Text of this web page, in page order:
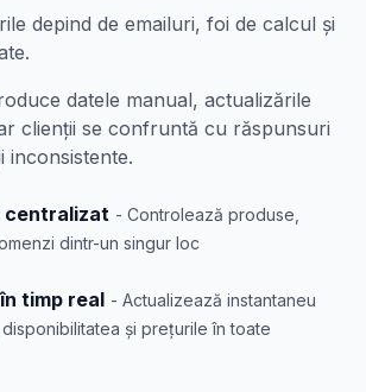
depind de emailuri, foi de calcul și
datele manual, actualizările
clienții se confruntă cu răspunsuri
inconsistente.
centralizat - Controlează produse,
dintr-un singur loc
timp real - Actualizează instantaneu
și prețurile în toate